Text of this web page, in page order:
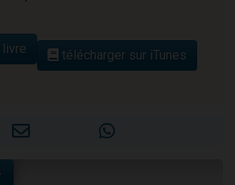
livre télécharger sur iTunes